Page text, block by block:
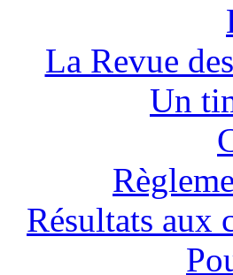
La Revue
Un
Résultats aux